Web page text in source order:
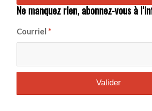
Ne manquez rien, abonnez-vous à
Courriel *